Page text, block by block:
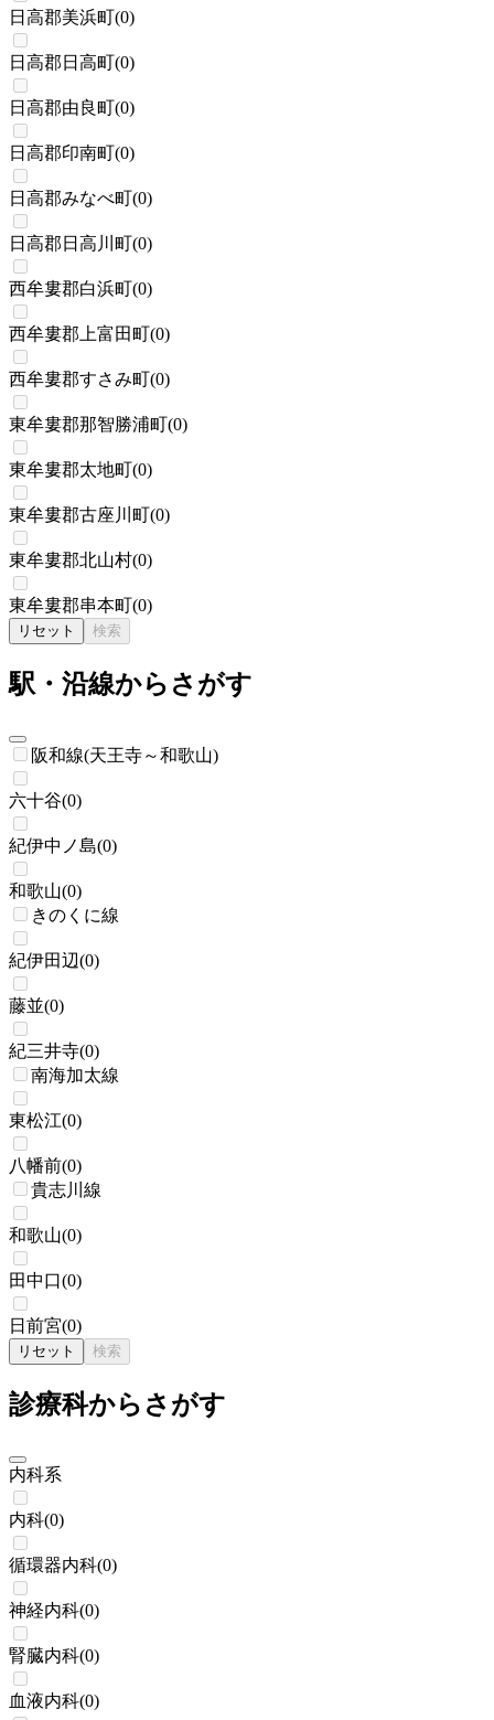
日高郡美浜町(0)
日高郡日高町(0)
日高郡由良町(0)
日高郡印南町(0)
日高郡みなべ町(0)
日高郡日高川町(0)
西牟婁郡白浜町(0)
西牟婁郡上富田町(0)
西牟婁郡すさみ町(0)
東牟婁郡那智勝浦町(0)
東牟婁郡太地町(0)
東牟婁郡古座川町(0)
東牟婁郡北山村(0)
東牟婁郡串本町(0)
リセット 検索
駅・沿線からさがす
阪和線(天王寺～和歌山)
六十谷(0)
紀伊中ノ島(0)
和歌山(0)
きのくに線
紀伊田辺(0)
藤並(0)
紀三井寺(0)
南海加太線
東松江(0)
八幡前(0)
貴志川線
和歌山(0)
田中口(0)
日前宮(0)
リセット 検索
診療科からさがす
内科系
内科(0)
循環器内科(0)
神経内科(0)
腎臓内科(0)
血液内科(0)